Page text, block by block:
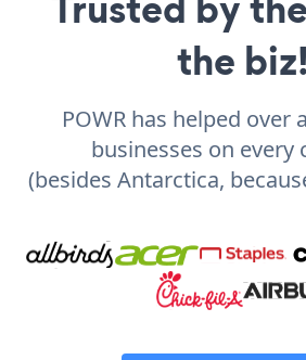
the biz!
POWR has helped over
businesses on every
(besides Antarctica,